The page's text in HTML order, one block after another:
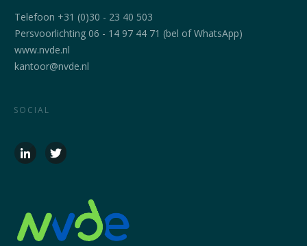
Telefoon +31 (0)30 - 23 40 503
Persvoorlichting 06 - 14 97 44 71 (bel of WhatsApp)
www.nvde.nl
kantoor@nvde.nl
SOCIAL